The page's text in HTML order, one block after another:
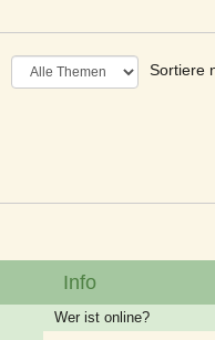
Sortiere
Info
Wer ist online?